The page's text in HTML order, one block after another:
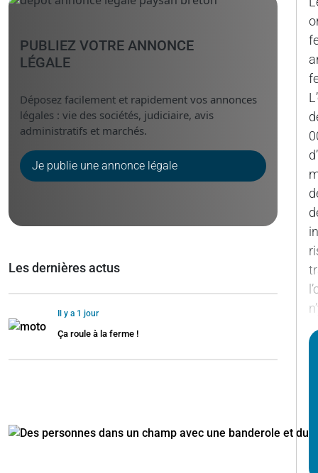
PUBLIEZ VOTRE ANNONCE
LÉGALE
Déposez facilement et rapidement vos annonces
légales : vie des sociétés, judiciaire, avis
administratifs et marchés.
Je publie une annonce légale
Les dernières actus
Il y a 1 jour
Ça roule à la ferme !